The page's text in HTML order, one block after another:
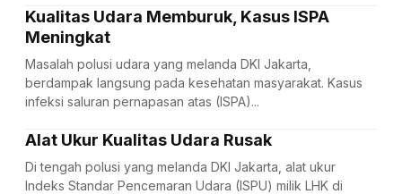
Kualitas Udara Memburuk, Kasus ISPA
Meningkat
Masalah polusi udara yang melanda DKI Jakarta,
berdampak langsung pada kesehatan masyarakat. Kasus
infeksi saluran pernapasan atas (ISPA)...
Alat Ukur Kualitas Udara Rusak
Di tengah polusi yang melanda DKI Jakarta, alat ukur
Indeks Standar Pencemaran Udara (ISPU) milik LHK di